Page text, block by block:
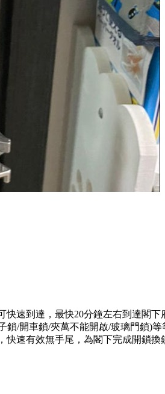
速到達，最快20分鐘左右到達閣下
/開車鎖/夾萬不能開啟/玻璃門鎖)
速有效無手尾，為閣下完成開鎖換